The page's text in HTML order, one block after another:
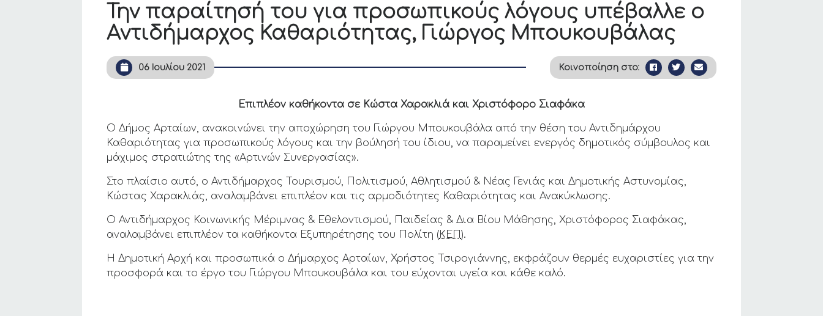
Την παραίτησή του για προσωπικούς λόγους υπέβαλλε ο
Αντιδήμαρχος Καθαριότητας, Γιώργος Μπουκουβάλας
06 Ιουλίου 2021 Κοινοποίηση στο:
Επιπλέον καθήκοντα σε Κώστα Χαρακλιά και Χριστόφορο Σιαφάκα
Ο Δήμος Αρταίων, ανακοινώνει την αποχώρηση του Γιώργου Μπουκουβάλα από την θέση του Αντιδημάρχου
Καθαριότητας για προσωπικούς λόγους και την βούλησή του ίδιου, να παραμείνει ενεργός δημοτικός σύμβουλος και
μάχιμος στρατιώτης της «Αρτινών Συνεργασίας».
Στο πλαίσιο αυτό, ο Αντιδήμαρχος Τουρισμού, Πολιτισμού, Αθλητισμού & Νέας Γενιάς και Δημοτικής Αστυνομίας,
Κώστας Χαρακλιάς, αναλαμβάνει επιπλέον και τις αρμοδιότητες Καθαριότητας και Ανακύκλωσης.
Ο Αντιδήμαρχος Κοινωνικής Μέριμνας & Εθελοντισμού, Παιδείας & Δια Βίου Μάθησης, Χριστόφορος Σιαφάκας,
αναλαμβάνει επιπλέον τα καθήκοντα Εξυπηρέτησης του Πολίτη (ΚΕΠ).
Η Δημοτική Αρχή και προσωπικά ο Δήμαρχος Αρταίων, Χρήστος Τσιρογιάννης, εκφράζουν θερμές ευχαριστίες για την
προσφορά και το έργο του Γιώργου Μπουκουβάλα και του εύχονται υγεία και κάθε καλό.